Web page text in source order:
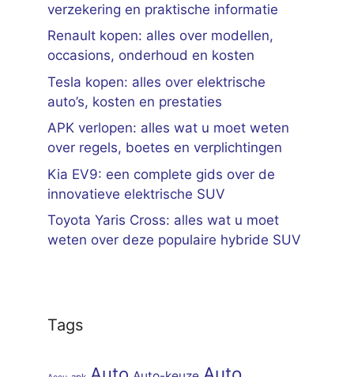
verzekering en praktische informatie
Renault kopen: alles over modellen,
occasions, onderhoud en kosten
Tesla kopen: alles over elektrische
auto’s, kosten en prestaties
APK verlopen: alles wat u moet weten
over regels, boetes en verplichtingen
Kia EV9: een complete gids over de
innovatieve elektrische SUV
Toyota Yaris Cross: alles wat u moet
weten over deze populaire hybride SUV
Tags